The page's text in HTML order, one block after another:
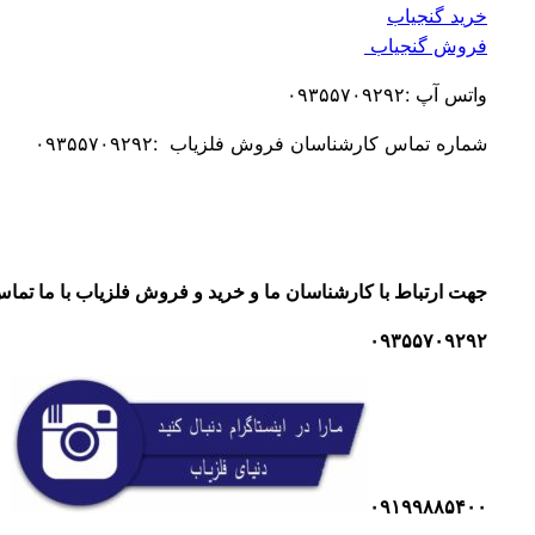
خرید گنجیاب
فروش گنجیاب
واتس آپ :۰۹۳۵۵۷۰۹۲۹۲
شماره تماس کارشناسان فروش فلزیاب :۰۹۳۵۵۷۰۹۲۹۲
جهت ارتباط با کارشناسان ما و خرید و فروش فلزیاب با ما
۰۹۳۵۵۷۰۹۲۹۲
۰۹۱۹۹۸۸۵۴۰۰